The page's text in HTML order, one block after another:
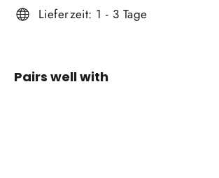
Lieferzeit: 1 - 3 Tage
Pairs well with